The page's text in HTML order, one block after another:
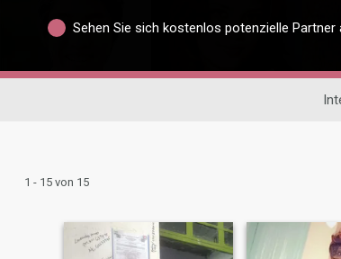
Sehen Sie sich kostenlos potenzielle Partner
1 - 15 von 15